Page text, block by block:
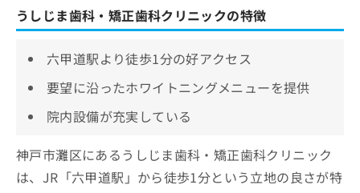
うしじま歯科・矯正歯科クリニックの特徴
六甲道駅より徒歩1分の好アクセス
要望に沿ったホワイトニングメニューを提供
院内設備が充実している
神戸市灘区にあるうしじま歯科・矯正歯科クリニック
は、JR「六甲道駅」から徒歩1分という立地の良さが特